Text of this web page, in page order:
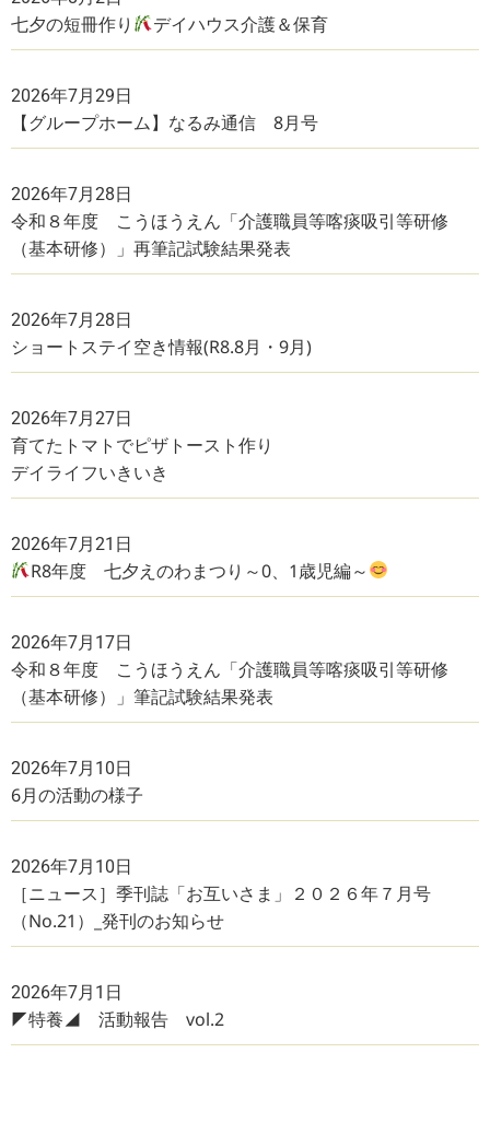
七夕の短冊作り デイハウス介護＆保育
2026年7月29日
【グループホーム】なるみ通信 8月号
2026年7月28日
令和８年度 こうほうえん「介護職員等喀痰吸引等研修
（基本研修）」再筆記試験結果発表
2026年7月28日
ショートステイ空き情報(R8.8月・9月)
2026年7月27日
育てたトマトでピザトースト作り
デイライフいきいき
2026年7月21日
R8年度 七夕えのわまつり～0、1歳児編～
2026年7月17日
令和８年度 こうほうえん「介護職員等喀痰吸引等研修
（基本研修）」筆記試験結果発表
2026年7月10日
6月の活動の様子
2026年7月10日
［ニュース］季刊誌「お互いさま」２０２６年７月号
（No.21）_発刊のお知らせ
2026年7月1日
◤特養◢ 活動報告 vol.2